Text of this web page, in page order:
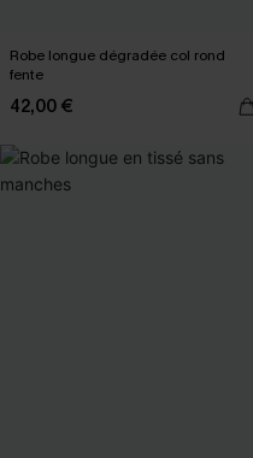
Robe longue dégradée col rond
fente
42,00 €